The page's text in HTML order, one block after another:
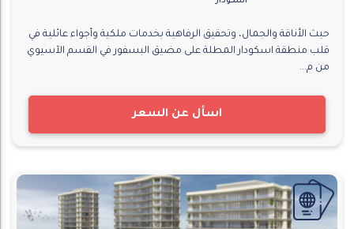
حيث الأناقة والجمال، وتحقيق الرفاهية بخدمات ملكية وأجواء عائلية في
قلب منطقة اسكودار المطلة على مضيق البسفور في القسم الآسيوي
من م...
اسأل عن السعر